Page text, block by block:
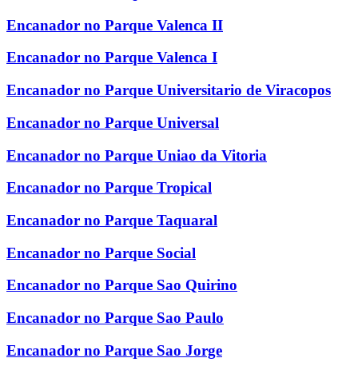
Encanador no Parque Valenca II
Encanador no Parque Valenca I
Encanador no Parque Universitario de Viracopos
Encanador no Parque Universal
Encanador no Parque Uniao da Vitoria
Encanador no Parque Tropical
Encanador no Parque Taquaral
Encanador no Parque Social
Encanador no Parque Sao Quirino
Encanador no Parque Sao Paulo
Encanador no Parque Sao Jorge